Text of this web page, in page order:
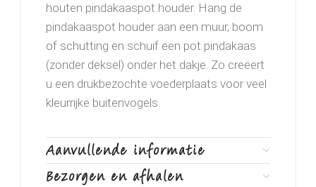
houten pindakaaspot houder. Hang de
pindakaaspot houder aan een muur, boom
of schutting en schuif een pot pindakaas
(zonder deksel) onder het dakje. Zo creëert
u een drukbezochte voederplaats voor veel
kleurrijke buitenvogels.
Aanvullende informatie
Bezorgen en afhalen